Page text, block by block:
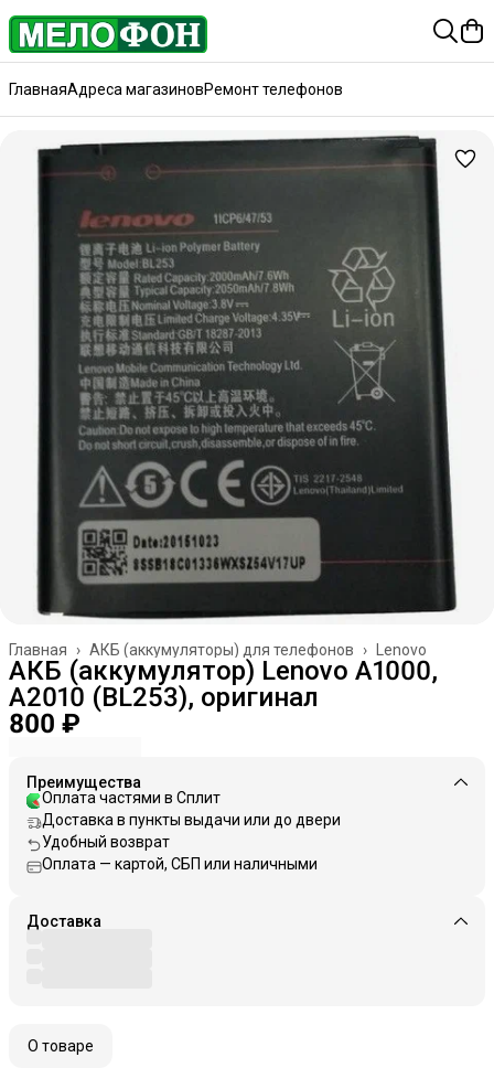
ГлавнаяАдреса магазиновРемонт телефонов
Lenovo
АКБ (аккумуляторы) для телефонов ›
Главная ›
АКБ (аккумулятор) Lenovo A1000,
A2010 (BL253), оригинал
800 ₽
Преимущества
Оплата частями в Сплит
Доставка в пункты выдачи или до двери
Удобный возврат
Оплата — картой, СБП или наличными
Доставка
О товаре